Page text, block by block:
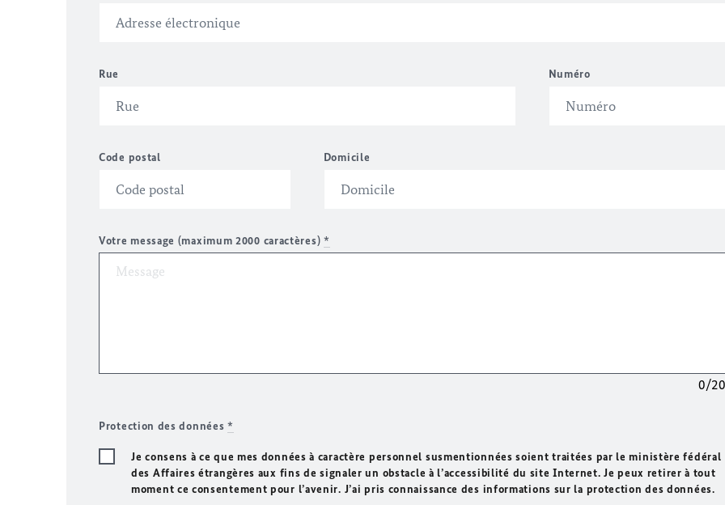
Rue Numéro
Code postal Domicile
Votre message (maximum 2000 caractères) *
0/
Protection des données*
Je consens à ce que mes données à caractère personnel susmentionnées soient traitées par le ministère fédéral
des Affaires étrangères aux fins de signaler un obstacle à l’accessibilité du site Internet. Je peux retirer à tout
moment ce consentement pour l’avenir. J’ai pris connaissance des informations sur la protection des données.